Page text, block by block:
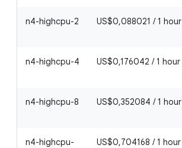
n4-highcpu-2 US$0,088021 / 1 hour
n4-highcpu-4 US$0,176042 / 1 hour
n4-highcpu-8 US$0,352084 / 1 hour
n4-highcpu-
US$0,704168 / 1 hour